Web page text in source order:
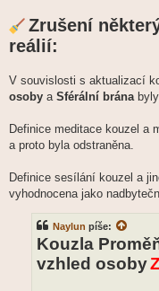
v
k
Zrušení
reálií:
V souvislosti s aktualizací
osoby a Sférální brána
Definice meditace kouzel a
a proto byla odstraněna.
Definice sesílání kouzel a
vyhodnocena jako
Naylun píše:
Kouzla
vzhled osoby